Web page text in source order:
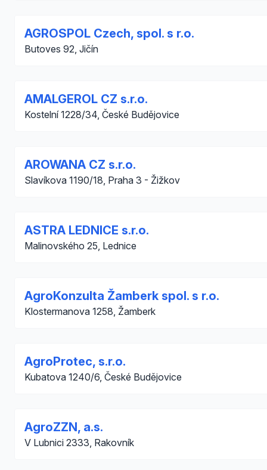
AGROSPOL Czech, spol. s r.o.
Butoves 92, Jičín
AMALGEROL CZ s.r.o.
Kostelní 1228/34, České Budějovice
AROWANA CZ s.r.o.
Slavíkova 1190/18, Praha 3 - Žižkov
ASTRA LEDNICE s.r.o.
Malinovského 25, Lednice
AgroKonzulta Žamberk spol. s r.o.
Klostermanova 1258, Žamberk
AgroProtec, s.r.o.
Kubatova 1240/6, České Budějovice
AgroZZN, a.s.
V Lubnici 2333, Rakovník